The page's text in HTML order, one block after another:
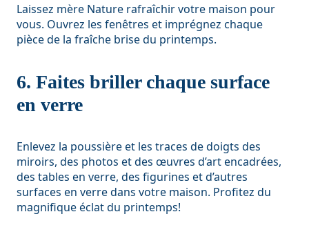
Laissez mère Nature rafraîchir votre maison pour
vous. Ouvrez les fenêtres et imprégnez chaque
pièce de la fraîche brise du printemps.
6. Faites briller chaque surface
en verre
Enlevez la poussière et les traces de doigts des
miroirs, des photos et des œuvres d’art encadrées,
des tables en verre, des figurines et d’autres
surfaces en verre dans votre maison. Profitez du
magnifique éclat du printemps!